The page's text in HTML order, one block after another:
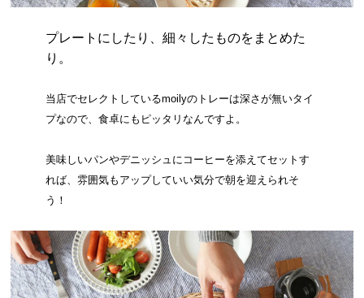
プレートにしたり、細々したものをまとめた
り。
当店でセレクトしているmoilyのトレーは深さが無いタイ
プなので、食卓にもピッタリなんですよ。
美味しいパンやデニッシュにコーヒーを添えてセットす
れば、雰囲気もアップしていい気分で朝を迎えられそ
う！